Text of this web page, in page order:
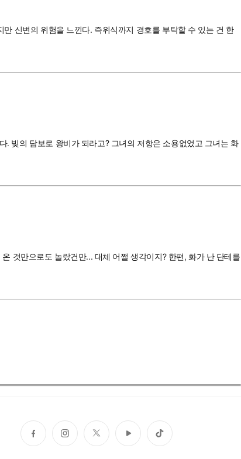
신변의 위험을 느낀다. 즉위식까지 경호를 부탁할 수 있는 건 한
빚의 담보로 왕비가 되라고? 그녀의 저항은 소용없었고 그녀는 화
것만으로도 놀랐건만... 대체 어쩔 생각이지? 한편, 화가 난 단테를
페
이
인
스
트
위
유
튜
틱
톡